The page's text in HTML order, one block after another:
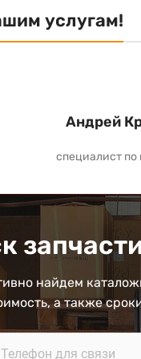
услугам!
Андрей
специалист
найдем
а также